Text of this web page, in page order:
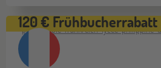
120 € Frühbucherrabatt